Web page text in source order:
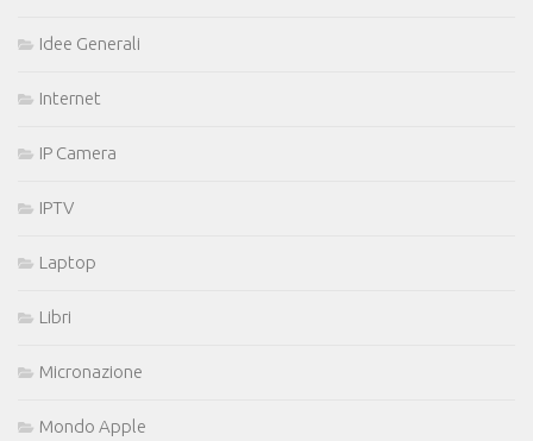
Idee Generali
Internet
IP Camera
IPTV
Laptop
Libri
Micronazione
Mondo Apple